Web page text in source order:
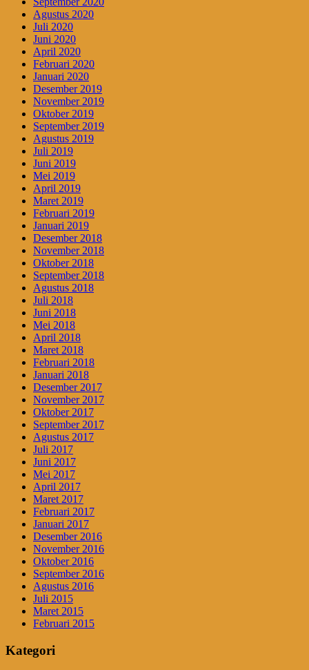
Agustus 2020
Juli 2020
Juni 2020
April 2020
Februari 2020
Januari 2020
Desember 2019
November 2019
Oktober 2019
September 2019
Agustus 2019
Juli 2019
Juni 2019
Mei 2019
April 2019
Maret 2019
Februari 2019
Januari 2019
Desember 2018
November 2018
Oktober 2018
September 2018
Agustus 2018
Juli 2018
Juni 2018
Mei 2018
April 2018
Maret 2018
Februari 2018
Januari 2018
Desember 2017
November 2017
Oktober 2017
September 2017
Agustus 2017
Juli 2017
Juni 2017
Mei 2017
April 2017
Maret 2017
Februari 2017
Januari 2017
Desember 2016
November 2016
Oktober 2016
September 2016
Agustus 2016
Juli 2015
Maret 2015
Februari 2015
Kategori